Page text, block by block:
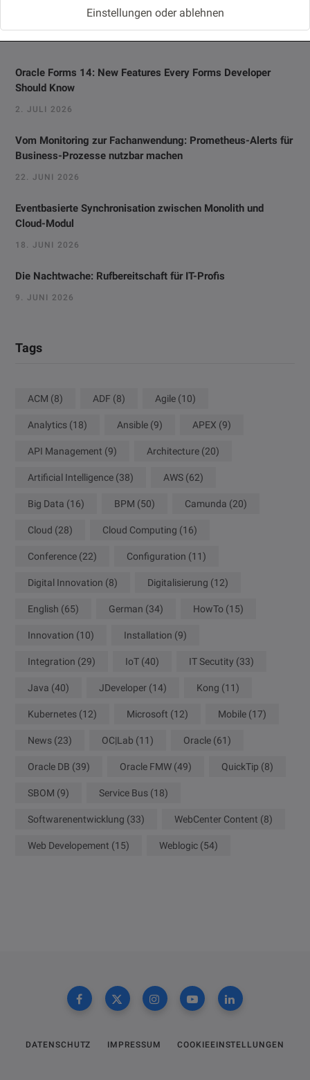
Einstellungen oder ablehnen
Oracle Forms 14: New Features Every Forms Developer
Should Know
2. JULI 2026
Vom Monitoring zur Fachanwendung: Prometheus-Alerts für
Business-Prozesse nutzbar machen
22. JUNI 2026
Eventbasierte Synchronisation zwischen Monolith und
Cloud-Modul
18. JUNI 2026
Die Nachtwache: Rufbereitschaft für IT-Profis
9. JUNI 2026
Tags
ACM (8) ADF (8) Agile (10)
Analytics (18) Ansible (9) APEX (9)
API Management (9) Architecture (20)
Artificial Intelligence (38) AWS (62)
Big Data (16) BPM (50) Camunda (20)
Cloud (28) Cloud Computing (16)
Conference (22) Configuration (11)
Digital Innovation (8) Digitalisierung (12)
English (65) German (34) HowTo (15)
Innovation (10) Installation (9)
Integration (29) IoT (40) IT Secutity (33)
Java (40) JDeveloper (14) Kong (11)
Kubernetes (12) Microsoft (12) Mobile (17)
News (23) OC|Lab (11) Oracle (61)
Oracle DB (39) Oracle FMW (49) QuickTip (8)
SBOM (9) Service Bus (18)
Softwarenentwicklung (33) WebCenter Content (8)
Web Developement (15) Weblogic (54)
DATENSCHUTZ IMPRESSUM COOKIEEINSTELLUNGEN